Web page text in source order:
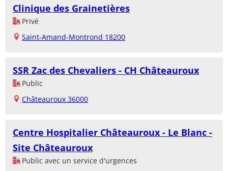
Clinique des Grainetières
Privé
Saint-Amand-Montrond 18200
SSR Zac des Chevaliers - CH Châteauroux
Public
Châteauroux 36000
Centre Hospitalier Châteauroux - Le Blanc -
Site Châteauroux
Public avec un service d'urgences